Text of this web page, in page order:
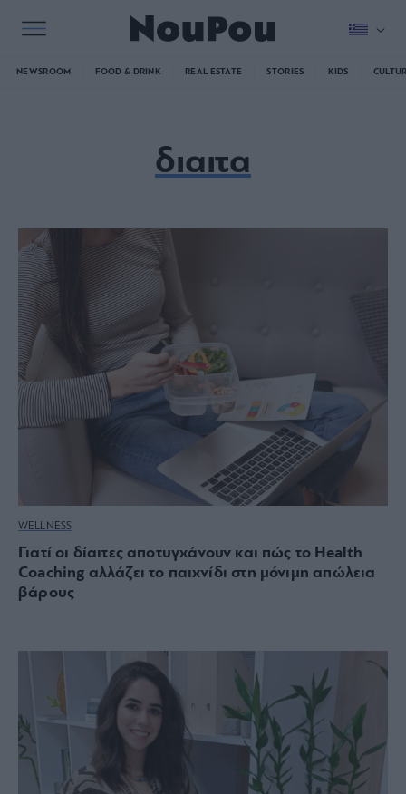
NEWSROOM FOOD & DRINK REAL ESTATE STORIES KIDS
διαιτα
WELLNESS
Γιατί οι δίαιτες αποτυγχάνουν και πώς το Health
Coaching αλλάζει το παιχνίδι στη μόνιμη απώλεια
βάρους